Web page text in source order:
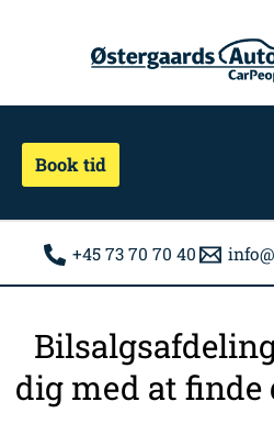
Book tid
+45 73 70 70 40
dig med at